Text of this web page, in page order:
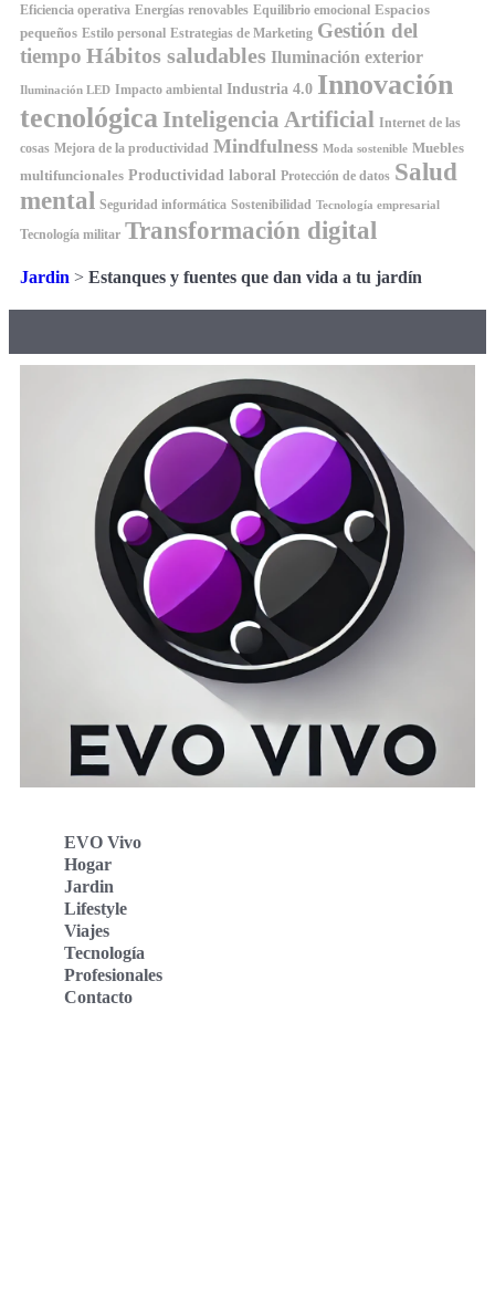
Eficiencia operativa Energías renovables Equilibrio emocional Espacios
pequeños Estilo personal Estrategias de Marketing Gestión del
tiempo Hábitos saludables Iluminación exterior
Iluminación LED Impacto ambiental Industria 4.0 Innovación
tecnológica Inteligencia Artificial Internet de las
cosas Mejora de la productividad Mindfulness Moda sostenible Muebles
multifuncionales Productividad laboral Protección de datos Salud
mental Seguridad informática Sostenibilidad Tecnología empresarial
Tecnología militar Transformación digital
Jardin > Estanques y fuentes que dan vida a tu jardín
EVO Vivo
Hogar
Jardin
Lifestyle
Viajes
Tecnología
Profesionales
Contacto